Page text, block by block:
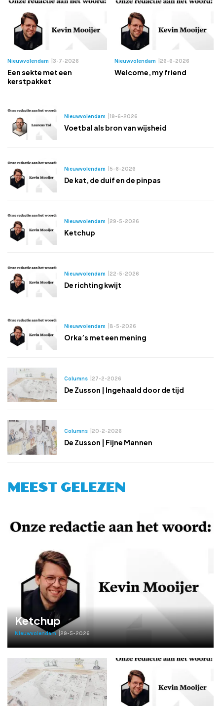
Adverteren
Adreswijziging
Contact
Nieuwvolendam 3-7-2026
Een sekte met een
kerstpakket
Nieuwvolendam 26-6-2026
Welcome, my friend
Nieuwvolendam 19-6-2026
Voetbal als bron van wijsheid
Nieuwvolendam 5-6-2026
De kat, de duif en de pinpas
Nieuwvolendam 29-5-2026
Ketchup
Nieuwvolendam 22-5-2026
De richting kwijt
Nieuwvolendam 8-5-2026
Orka’s met een mening
Columns 27-2-2026
De Zusson | Ingehaald door de tijd
Columns 20-2-2026
De Zusson | Fijne Mannen
MEEST GELEZEN
Nieuwvolendam 29-5-2026
Ketchup